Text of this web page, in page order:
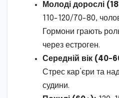
Молоді дорослі
110-120/70-80,
Гормони грають
через естроген.
Середній вік (40-
Стрес кар’єри та
судини.